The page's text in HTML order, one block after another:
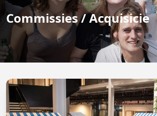
Commissies / Acquisicie